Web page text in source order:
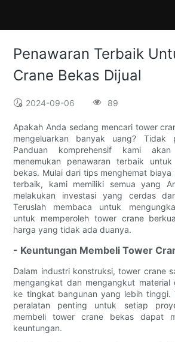
Penawaran Terbaik
Crane Bekas Dijual
2024-09-06 89
Apakah Anda sedang mencari tower
mengeluarkan banyak uang? Tidak
Panduan komprehensif kami
menemukan penawaran terbaik
bekas. Mulai dari tips menghemat biaya
terbaik, kami memiliki semua yang
melakukan investasi yang cerdas
Teruslah membaca untuk
untuk memperoleh tower crane
harga yang tidak ada duanya.
- Keuntungan Membeli Tower
Dalam industri konstruksi, tower crane
mengangkat dan mengangkut material
ke tingkat bangunan yang lebih tinggi.
peralatan penting untuk setiap
membeli tower crane bekas dapat
keuntungan.